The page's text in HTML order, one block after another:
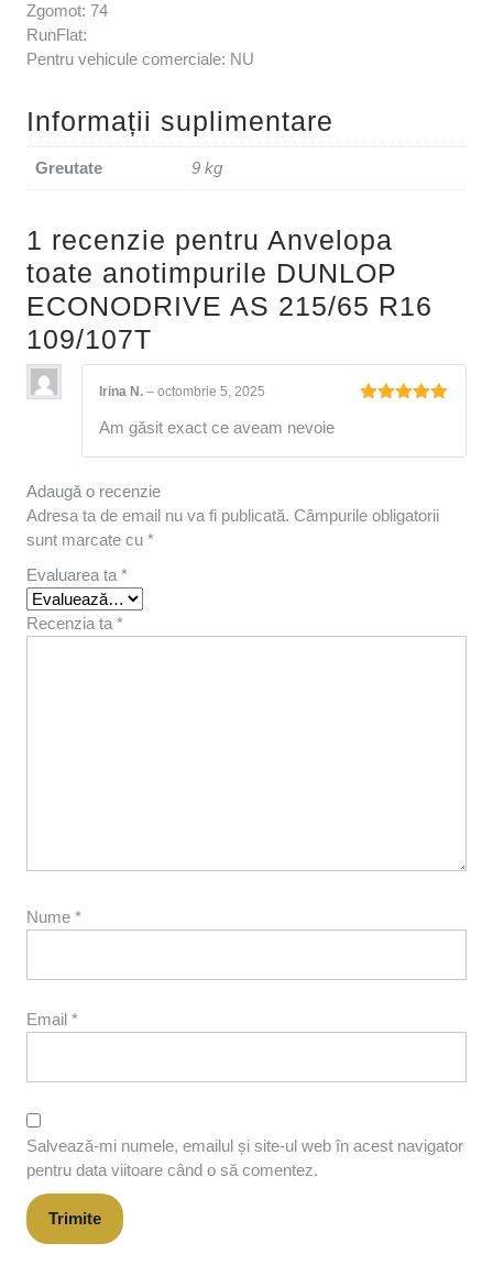
Zgomot: 74
RunFlat:
Pentru vehicule comerciale: NU
Informații suplimentare
Greutate 9 kg
1 recenzie pentru Anvelopa
toate anotimpurile DUNLOP
ECONODRIVE AS 215/65 R16
109/107T
Irina N. – octombrie 5, 2025
Am găsit exact ce aveam nevoie
Adaugă o recenzie
Adresa ta de email nu va fi publicată. Câmpurile obligatorii
sunt marcate cu *
Evaluarea ta *
Recenzia ta *
Nume *
Email *
Salvează-mi numele, emailul și site-ul web în acest navigator
pentru data viitoare când o să comentez.